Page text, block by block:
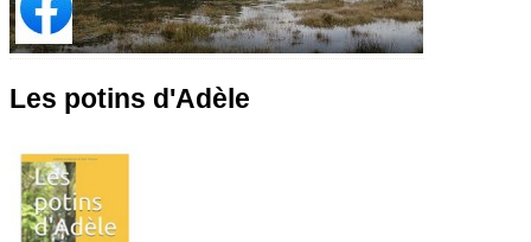
Les potins d'Adèle